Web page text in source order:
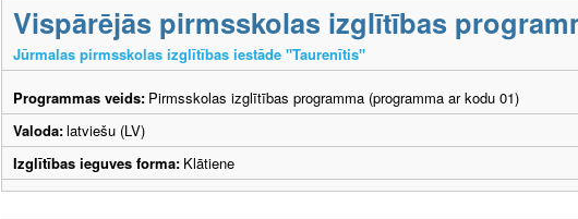
Vispārējās pirmsskolas izglītības
Jūrmalas pirmsskolas izglītības iestāde "Taurenītis"
Programmas veids: Pirmsskolas izglītības programma (programma ar kodu 01)
Valoda:latviešu (LV)
Izglītības ieguves forma: Klātiene